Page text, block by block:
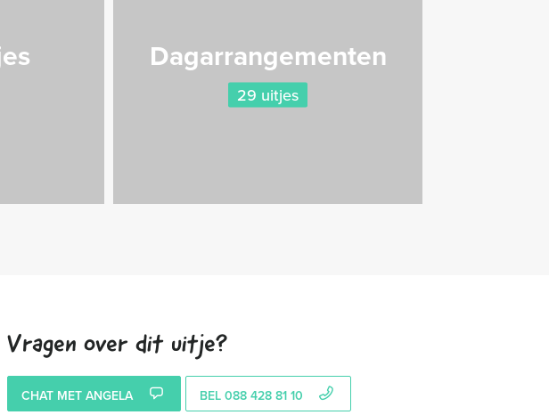
Dagarrangementen
29 uitjes
Vragen over dit uitje?
CHAT MET ANGELA BEL 088 428 81 10